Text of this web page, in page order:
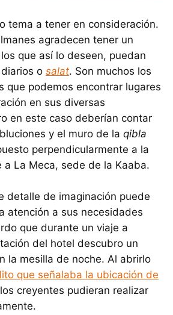
tema a tener en consideración.
agradecen tener un
que así lo deseen, puedan
o salat. Son muchos los
que podemos encontrar lugares
en sus diversas
en este caso deberían contar
y el muro de la qibla
perpendicularmente a la
a La Meca, sede de la Kaaba.
detalle de imaginación puede
atención a sus necesidades
que durante un viaje a
del hotel descubro un
la mesilla de noche. Al abrirlo
que señalaba la ubicación de
creyentes pudieran realizar